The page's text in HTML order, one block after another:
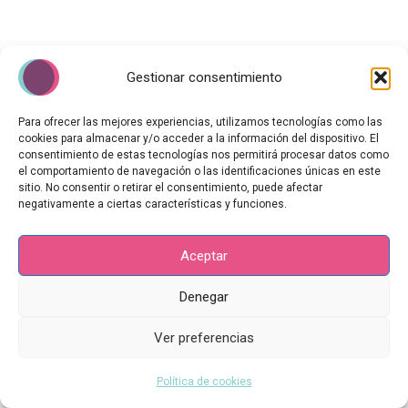
Gestionar consentimiento
Para ofrecer las mejores experiencias, utilizamos tecnologías como las
cookies para almacenar y/o acceder a la información del dispositivo. El
consentimiento de estas tecnologías nos permitirá procesar datos como
el comportamiento de navegación o las identificaciones únicas en este
sitio. No consentir o retirar el consentimiento, puede afectar
negativamente a ciertas características y funciones.
Aceptar
Denegar
Ver preferencias
Política de cookies
Copyright © 2026 | Yo Soy Sanando
Aviso Legal
Política de Cookies